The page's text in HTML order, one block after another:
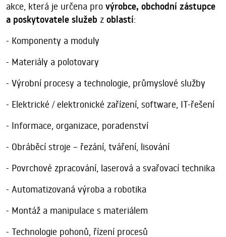
akce, která je určena pro výrobce, obchodní zástupce
a poskytovatele služeb z oblastí:
- Komponenty a moduly
- Materiály a polotovary
- Výrobní procesy a technologie, průmyslové služby
- Elektrické / elektronické zařízení, software, IT-řešení
- Informace, organizace, poradenství
- Obráběcí stroje – řezání, tváření, lisování
- Povrchové zpracování, laserová a svařovací technika
- Automatizovaná výroba a robotika
- Montáž a manipulace s materiálem
- Technologie pohonů, řízení procesů